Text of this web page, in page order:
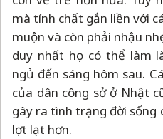
mà tính chất gắn liền với
muộn và còn phải nhậu
duy nhất họ có thể làm
ngủ đến sáng hôm sau.
của dân công sở ở Nhật
gây ra tình trạng đời sống
lợt lạt hơn.